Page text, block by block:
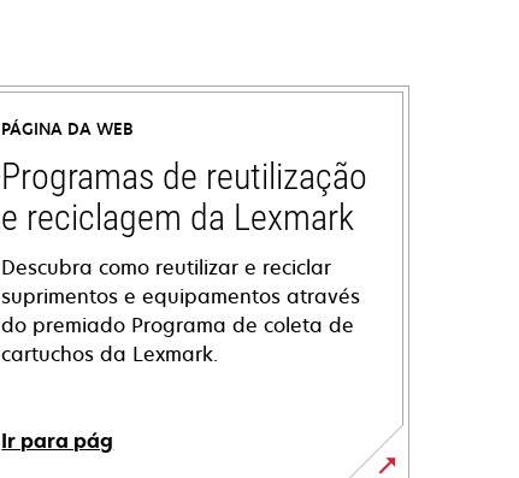
PÁGINA DA WEB
Programas de reutilização
e reciclagem da Lexmark
Descubra como reutilizar e reciclar
suprimentos e equipamentos através
do premiado Programa de coleta de
cartuchos da Lexmark.
Ir para pág